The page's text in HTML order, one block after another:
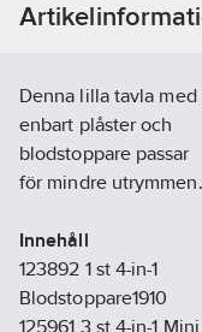
Denna lilla tavla med
enbart plåster och
blodstoppare passar
för mindre utrymmen.
Innehåll
123892 1 st 4-in-1
Blodstoppare1910
125961 3 st 4-in-1 Mini